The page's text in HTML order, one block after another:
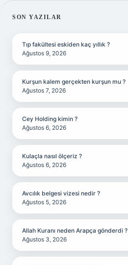
SIDEBAR
SON YAZILAR
Tıp fakültesi eskiden kaç yıllık ?
Ağustos 9, 2026
Kurşun kalem gerçekten kurşun mu ?
Ağustos 7, 2026
Cey Holding kimin ?
Ağustos 6, 2026
Kulaçla nasıl ölçeriz ?
Ağustos 6, 2026
Avcılık belgesi vizesi nedir ?
Ağustos 5, 2026
Allah Kuranı neden Arapça gönderdi ?
Ağustos 3, 2026